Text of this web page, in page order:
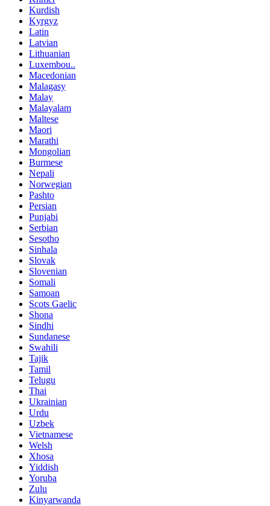
Kurdish
Kyrgyz
Latin
Latvian
Lithuanian
Luxembou..
Macedonian
Malagasy
Malay
Malayalam
Maltese
Maori
Marathi
Mongolian
Burmese
Nepali
Norwegian
Pashto
Persian
Punjabi
Serbian
Sesotho
Sinhala
Slovak
Slovenian
Somali
Samoan
Scots Gaelic
Shona
Sindhi
Sundanese
Swahili
Tajik
Tamil
Telugu
Thai
Ukrainian
Urdu
Uzbek
Vietnamese
Welsh
Xhosa
Yiddish
Yoruba
Zulu
Kinyarwanda